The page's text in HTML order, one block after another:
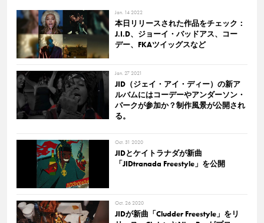
Jan. 14 2022
本日リリースされた作品をチェック：
J.I.D、ジョーイ・バッドアス、コー
デー、FKAツイッグスなど
Jan. 27 2021
JID（ジェイ・アイ・ディー）の新ア
ルバムにはコーデーやアンダーソン・
パークが参加か？制作風景が公開され
る。
Oct. 31 2020
JIDとケイトラナダが新曲
「JIDtranada Freestyle」を公開
Oct. 26 2020
JIDが新曲「Cludder Freestyle」をリ